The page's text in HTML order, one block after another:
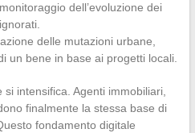
dell’evoluzione dei
delle mutazioni urbane,
un bene in base ai progetti locali.
intensifica. Agenti immobiliari,
finalmente la stessa base di
fondamento digitale